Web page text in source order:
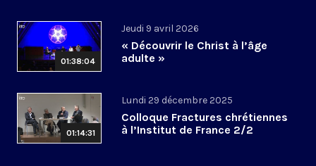
01:38:04
Jeudi 9 avril 2026
« Découvrir le Christ à l’âge
adulte »
01:14:31
Lundi 29 décembre 2025
Colloque Fractures chrétiennes
à l’Institut de France 2/2